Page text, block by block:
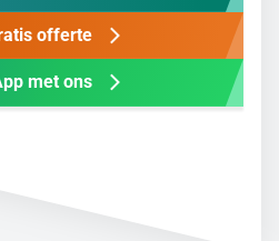
offerte
met ons